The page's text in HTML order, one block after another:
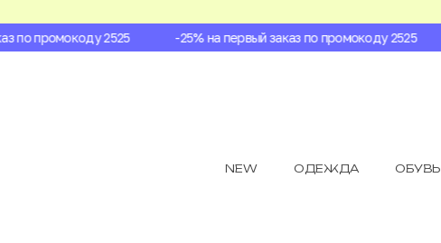
промокоду 2525 -25% на первый заказ по промокоду 2525
NEW ОДЕЖДА ОБУВЬ